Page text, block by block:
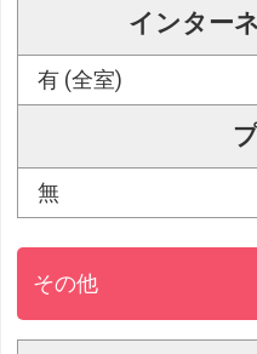
インター
有 (全室)
無
その他